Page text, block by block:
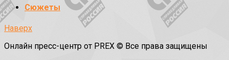
Сюжеты
Наверх
Онлайн пресс-центр от PREX © Все права защищены